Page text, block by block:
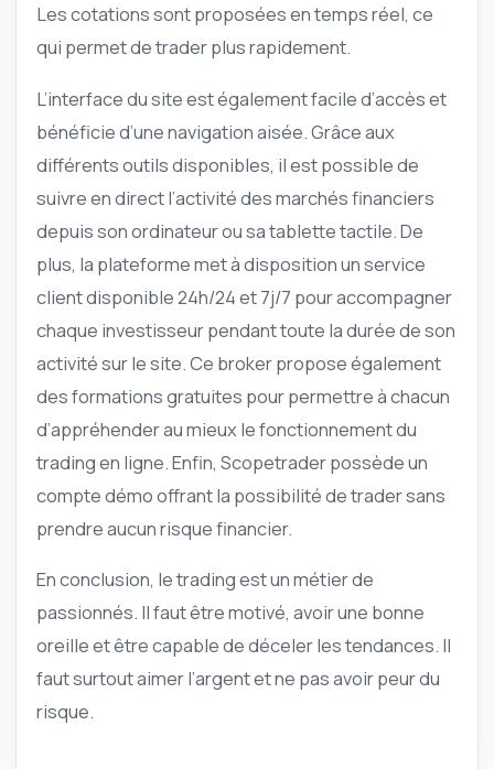
Les cotations sont proposées en temps réel, ce
qui permet de trader plus rapidement.
L’interface du site est également facile d’accès et
bénéficie d’une navigation aisée. Grâce aux
différents outils disponibles, il est possible de
suivre en direct l’activité des marchés financiers
depuis son ordinateur ou sa tablette tactile. De
plus, la plateforme met à disposition un service
client disponible 24h/24 et 7j/7 pour accompagner
chaque investisseur pendant toute la durée de son
activité sur le site. Ce broker propose également
des formations gratuites pour permettre à chacun
d’appréhender au mieux le fonctionnement du
trading en ligne. Enfin, Scopetrader possède un
compte démo offrant la possibilité de trader sans
prendre aucun risque financier.
En conclusion, le trading est un métier de
passionnés. Il faut être motivé, avoir une bonne
oreille et être capable de déceler les tendances. Il
faut surtout aimer l’argent et ne pas avoir peur du
risque.